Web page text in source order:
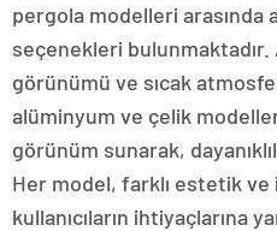
pergola modelleri arasında
seçenekleri
görünümü ve sıcak
alüminyum ve çelik
görünüm sunarak,
Her model, farklı estetik
kullanıcıların ihtiyaçlarına